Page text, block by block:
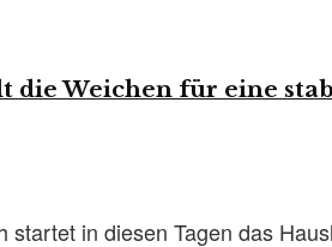
die Weichen für eine
startet in diesen Tagen das